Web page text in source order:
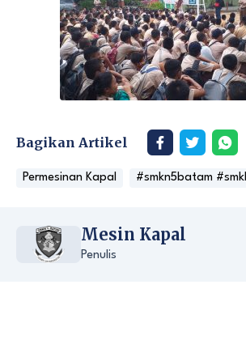
Bagikan Artikel
Permesinan Kapal #smkn5batam
Mesin Kapal
Penulis